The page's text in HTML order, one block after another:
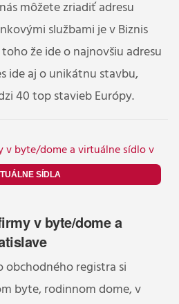
môžete zriadiť adresu
službami je v Biznis
že ide o najnovšiu adresu
ide aj o unikátnu stavbu,
40 top stavieb Európy.
SÍDLA
v byte/dome a
obchodného registra si
byte, rodinnom dome, v